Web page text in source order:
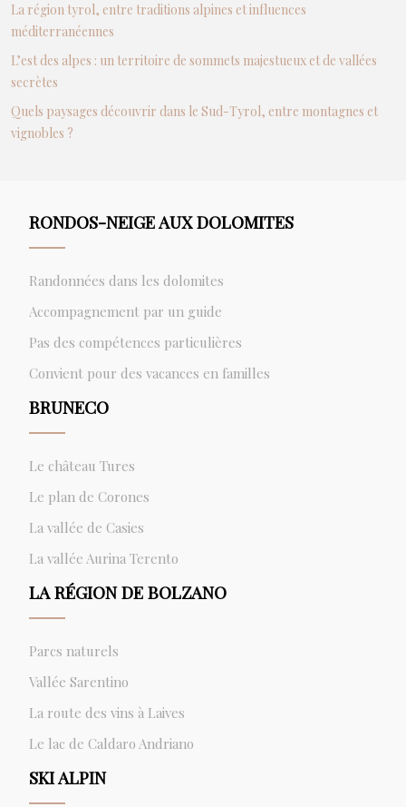
La région tyrol, entre traditions alpines et influences
méditerranéennes
L’est des alpes : un territoire de sommets majestueux et de vallées
secrètes
Quels paysages découvrir dans le Sud-Tyrol, entre montagnes et
vignobles ?
RONDOS-NEIGE AUX DOLOMITES
Randonnées dans les dolomites
Accompagnement par un guide
Pas des compétences particulières
Convient pour des vacances en familles
BRUNECO
Le château Tures
Le plan de Corones
La vallée de Casies
La vallée Aurina Terento
LA RÉGION DE BOLZANO
Parcs naturels
Vallée Sarentino
La route des vins à Laives
Le lac de Caldaro Andriano
SKI ALPIN